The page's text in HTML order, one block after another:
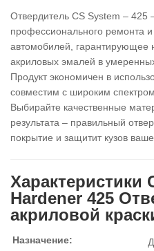
Отвердитель CS System – 425
профессионального ремонта
автомобилей, гарантирующее
акриловых эмалей в
Продукт экономичен в
совместим с широким
Выбирайте качественные
результата – правильный
покрытие и защитит кузов
Характеристики
Hardener 425
акриловой
Назначение: